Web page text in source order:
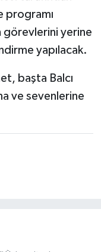
programı
görevlerini yerine
yapılacak.
başta Balcı
ve sevenlerine